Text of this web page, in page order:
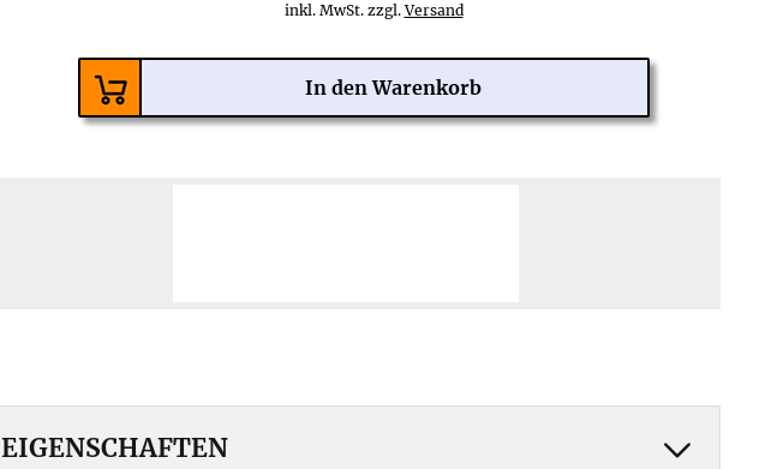
inkl. MwSt. zzgl.Versand
EIGENSCHAFTEN